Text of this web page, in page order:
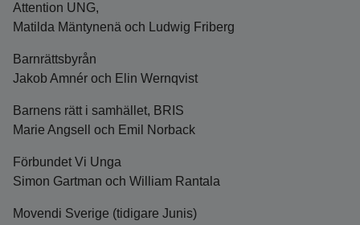
Attention UNG,
Matilda Mäntynenä och Ludwig Friberg
Barnrättsbyrån
Jakob Amnér och Elin Wernqvist
Barnens rätt i samhället, BRIS
Marie Angsell och Emil Norback
Förbundet Vi Unga
Simon Gartman och William Rantala
Movendi Sverige (tidigare Junis)